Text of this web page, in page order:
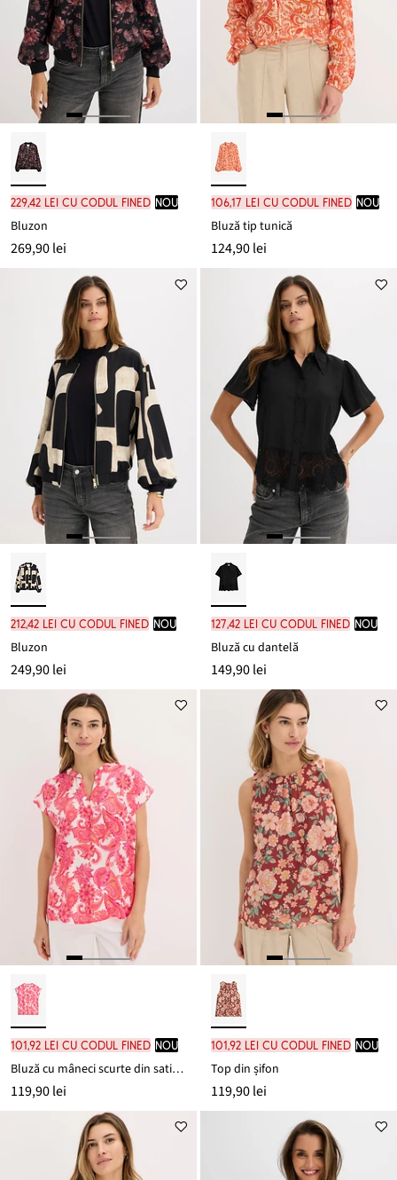
229,42 lei cu codul FINED nou
Bluzon
269,90 lei
106,17 lei cu codul FINED nou
Bluză tip tunică
124,90 lei
212,42 lei cu codul FINED nou
Bluzon
249,90 lei
127,42 lei cu codul FINED nou
Bluză cu dantelă
149,90 lei
101,92 lei cu codul FINED nou
Bluză cu mâneci scurte din satin fluid
119,90 lei
101,92 lei cu codul FINED nou
Top din șifon
119,90 lei